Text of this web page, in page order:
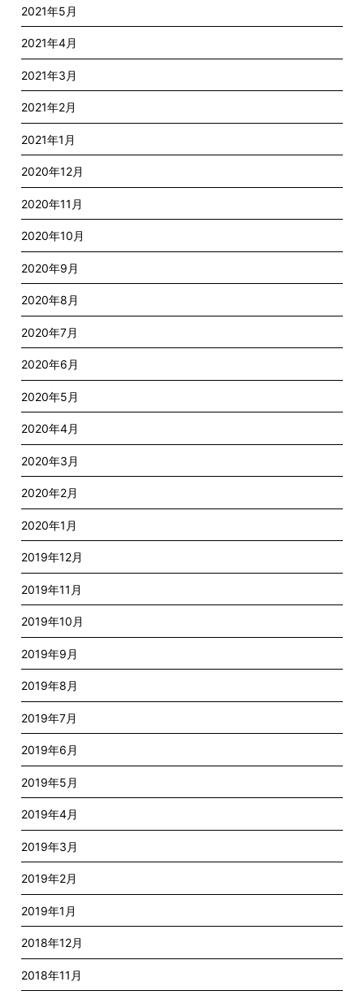
2021年5月
2021年4月
2021年3月
2021年2月
2021年1月
2020年12月
2020年11月
2020年10月
2020年9月
2020年8月
2020年7月
2020年6月
2020年5月
2020年4月
2020年3月
2020年2月
2020年1月
2019年12月
2019年11月
2019年10月
2019年9月
2019年8月
2019年7月
2019年6月
2019年5月
2019年4月
2019年3月
2019年2月
2019年1月
2018年12月
2018年11月